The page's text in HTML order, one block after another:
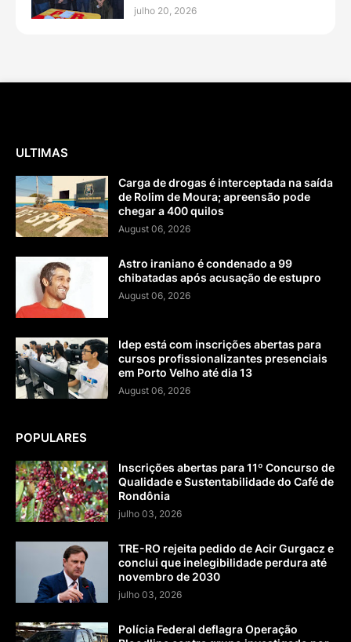
julho 20, 2026
ULTIMAS
Carga de drogas é interceptada na saída
de Rolim de Moura; apreensão pode
chegar a 400 quilos
August 06, 2026
Astro iraniano é condenado a 99
chibatadas após acusação de estupro
August 06, 2026
Idep está com inscrições abertas para
cursos profissionalizantes presenciais
em Porto Velho até dia 13
August 06, 2026
POPULARES
Inscrições abertas para 11º Concurso de
Qualidade e Sustentabilidade do Café de
Rondônia
julho 03, 2026
TRE-RO rejeita pedido de Acir Gurgacz e
conclui que inelegibilidade perdura até
novembro de 2030
julho 03, 2026
Polícia Federal deflagra Operação